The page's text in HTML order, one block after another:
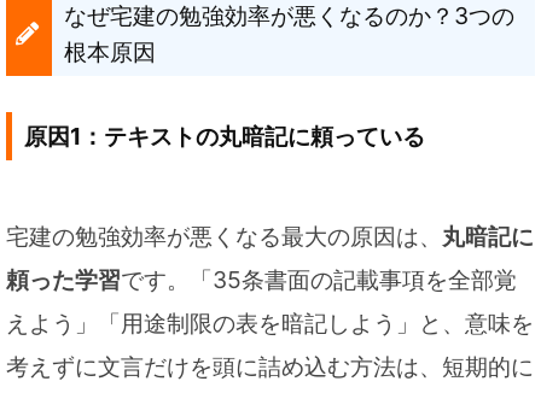
なぜ宅建の勉強効率が悪くなるのか？3つの
根本原因
原因1：テキストの丸暗記に頼っている
宅建の勉強効率が悪くなる最大の原因は、 丸暗記に
頼った学習です。「35条書面の記載事項を全部覚
えよう」「用途制限の表を暗記しよう」と、意味を
考えずに文言だけを頭に詰め込む方法は、短期的に